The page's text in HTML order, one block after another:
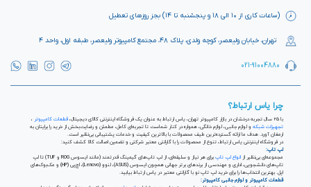
(ساعات کاری از ۱۰ الی ۱۸ و پنجشنبه تا ۱۴) بجز روزهای تعطیل
تهران، خیابان ولیعصر، کوچه ولدی، پلاک ۴۸، مجتمع کامپیوتر ولیعصر، طبقه اول، واحد ۴
021-91004880
چرا یاس ارتباط؟
با ۲۵ سال تجربه درخشان در بازار کامپیوتر تهران، یاس ارتباط به عنوان یک فروشگاه اینترنتی کالای دیجیتال، قطعات کامپیوتر
تجهیزات شبکه
و لوازم جانبی، لوازم خانگی، همواره در کنار شماست تا تجربه‌ای کامل، مطمئن و رضایت‌بخش از خرید را برایتان به
ارمغان آورد. هدف ما ارائه گسترده‌ترین طیف محصولات با بالاترین کیفیت و خدمات پشتیبانی بی‌نظیر است.
در فروشگاه اینترنتی یاس ارتباط، تنوع از محصولات را با گارانتی معتبر شرکتی و تضمین اصالت کالا کشف کنید:
لپ تاپ:
مجموعه‌ای بی‌نظیر از انواع لپ تاپ
برای هر نیاز و سلیقه‌ای، از لپ تاپ‌های گیمینگ قدرتمند (مانند ایسوس ROG و TUF) تا لپ
تاپ‌های دانشجویی، اداری و مهندسی از برندهای برتر جهانی همچون ایسوس (ASUS)، لنوو (Lenovo)، اچ‌پی (HP) و مک‌بوک‌های
اپل. بهترین انتخاب‌ها را برای خرید لپ تاپ نو با گارانتی معتبر در یاس ارتباط بیابید.
قطعات کامپیوتر و لوازم جانبی کامپیوتر: